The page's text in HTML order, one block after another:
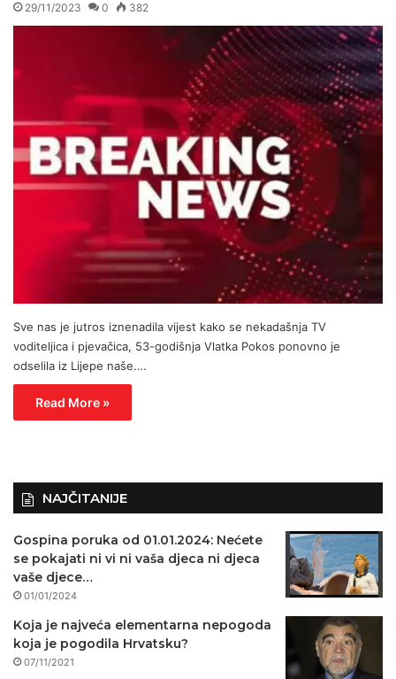
29/11/2023 0 382
Sve nas je jutros iznenadila vijest kako se nekadašnja TV
voditeljica i pjevačica, 53-godišnja Vlatka Pokos ponovno je
odselila iz Lijepe naše.…
Read More »
NAJČITANIJE
Gospina poruka od 01.01.2024: Nećete
se pokajati ni vi ni vaša djeca ni djeca
vaše djece…
01/01/2024
Koja je najveća elementarna nepogoda
koja je pogodila Hrvatsku?
07/11/2021